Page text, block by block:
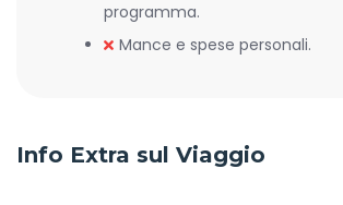
programma.
Mance e spese personali.
Info Extra sul Viaggio